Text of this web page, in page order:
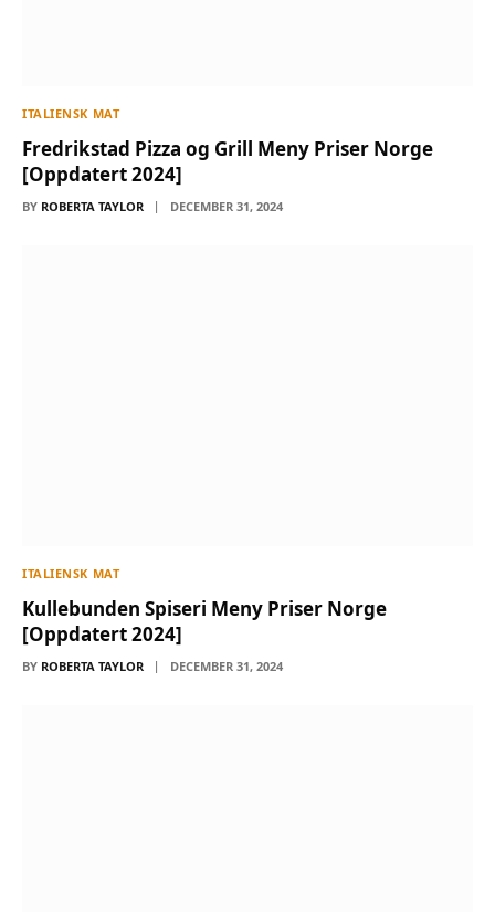
ITALIENSK MAT
Fredrikstad Pizza og Grill Meny Priser Norge
[Oppdatert 2024]
BY ROBERTA TAYLOR DECEMBER 31, 2024
ITALIENSK MAT
Kullebunden Spiseri Meny Priser Norge
[Oppdatert 2024]
BY ROBERTA TAYLOR DECEMBER 31, 2024